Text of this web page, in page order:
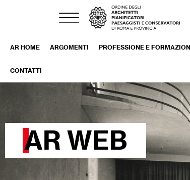
AR HOME ARGOMENTI PROFESSIONE E
CONTATTI
AR WEB